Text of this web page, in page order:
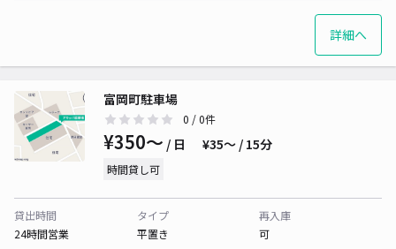
詳細へ
富岡町駐車場
0 / 0件
¥350〜 / 日 ¥35〜 / 15分
時間貸し可
貸出時間
24時間営業
タイプ
平置き
再入庫
可